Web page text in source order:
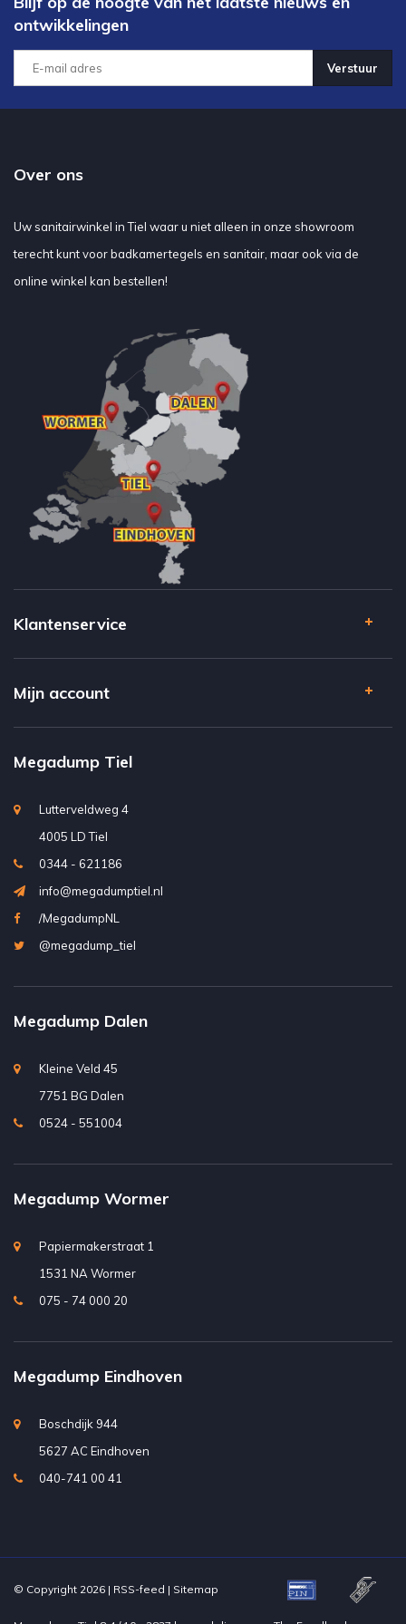
ontwikkelingen
Verstuur
Over ons
Uw sanitairwinkel in Tiel waar u niet alleen in onze showroom
terecht kunt voor badkamertegels en sanitair, maar ook via de
online winkel kan bestellen!
Klantenservice
Mijn account
Megadump Tiel
Lutterveldweg 4
4005 LD Tiel
0344 - 621186
info@megadumptiel.nl
/MegadumpNL
@megadump_tiel
Megadump Dalen
Kleine Veld 45
7751 BG Dalen
0524 - 551004
Megadump Wormer
Papiermakerstraat 1
1531 NA Wormer
075 - 74 000 20
Megadump Eindhoven
Boschdijk 944
5627 AC Eindhoven
040-741 00 41
© Copyright 2026 | RSS-feed | Sitemap